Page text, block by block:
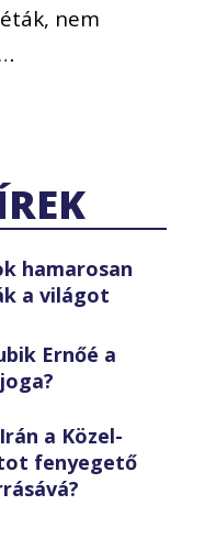
nem
hamarosan
a világot
Ernőé a
a Közel-
fenyegető